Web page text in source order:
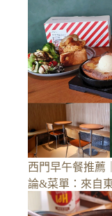
西門早午餐推薦
論&菜單：來自